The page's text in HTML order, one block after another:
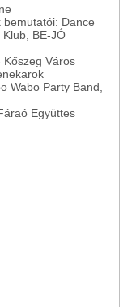
bemutatói: Dance
BE-JÓ
Város
Wabo Party Band,
Együttes